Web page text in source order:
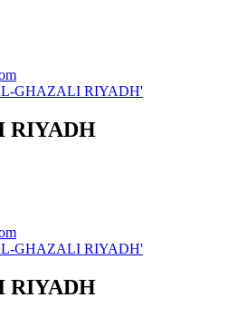
GHAZALI RIYADH'
RIYADH
GHAZALI RIYADH'
RIYADH